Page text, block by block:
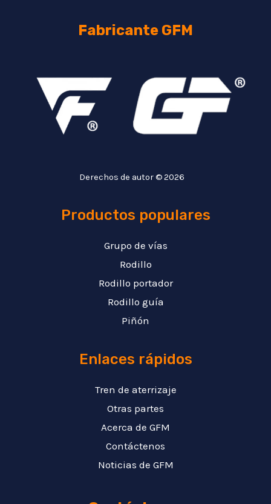
Fabricante GFM
Derechos de autor © 2026
Productos populares
Grupo de vías
Rodillo
Rodillo portador
Rodillo guía
Piñón
Enlaces rápidos
Tren de aterrizaje
Otras partes
Acerca de GFM
Contáctenos
Noticias de GFM